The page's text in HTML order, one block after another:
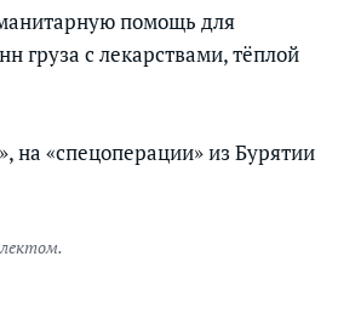
помощь для
груза с лекарствами, тёплой
на «спецоперации» из Бурятии